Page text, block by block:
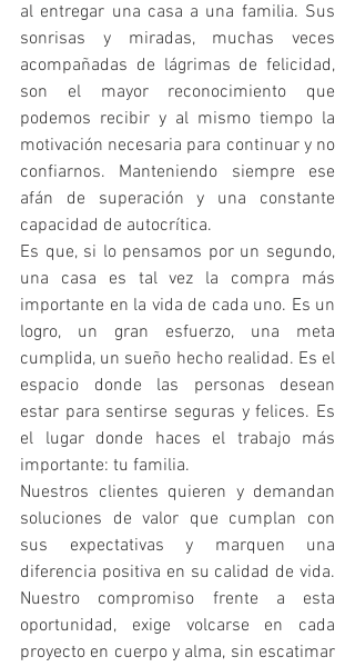
al entregar una casa a una familia. Sus
sonrisas y miradas, muchas veces
acompañadas de lágrimas de felicidad,
son el mayor reconocimiento que
podemos recibir y al mismo tiempo la
motivación necesaria para continuar y no
confiarnos. Manteniendo siempre ese
afán de superación y una constante
capacidad de autocrítica.
Es que, si lo pensamos por un segundo,
una casa es tal vez la compra más
importante en la vida de cada uno. Es un
logro, un gran esfuerzo, una meta
cumplida, un sueño hecho realidad. Es el
espacio donde las personas desean
estar para sentirse seguras y felices. Es
el lugar donde haces el trabajo más
importante: tu familia.
Nuestros clientes quieren y demandan
soluciones de valor que cumplan con
sus expectativas y marquen una
diferencia positiva en su calidad de vida.
Nuestro compromiso frente a esta
oportunidad, exige volcarse en cada
proyecto en cuerpo y alma, sin escatimar